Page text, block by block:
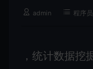
admin 程序
，统计数据挖